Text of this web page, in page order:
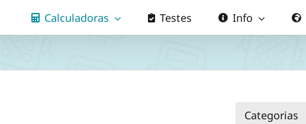
Calculadoras Testes Info
Categorias